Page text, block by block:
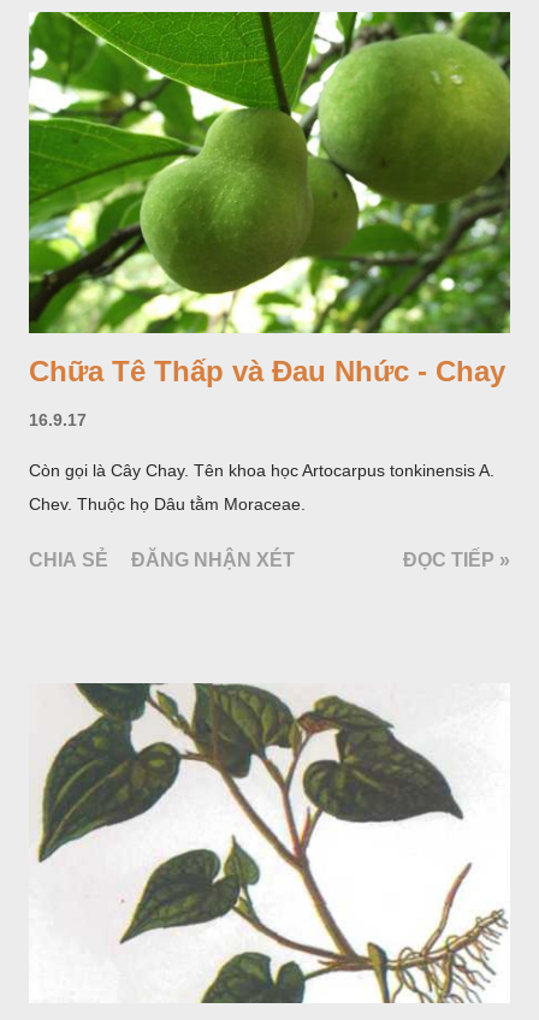
Chữa Tê Thấp và Đau Nhức - Chay
16.9.17
Còn gọi là Cây Chay. Tên khoa học Artocarpus tonkinensis A.
Chev. Thuộc họ Dâu tằm Moraceae.
CHIA SẺ ĐĂNG NHẬN XÉT ĐỌC TIẾP »